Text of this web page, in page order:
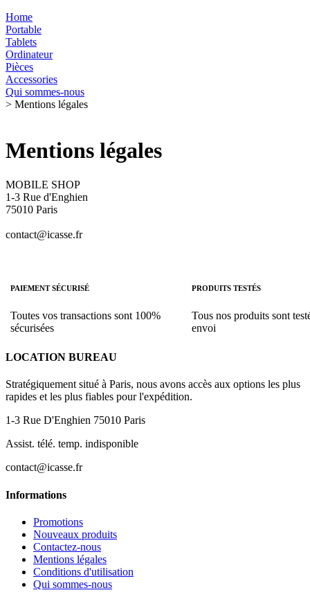
Home
Portable
Tablets
Ordinateur
Pièces
Accessories
Qui sommes-nous
> Mentions légales
Mentions légales
MOBILE SHOP
1-3 Rue d'Enghien
75010 Paris
contact@icasse.fr
PAIEMENT SÉCURISÉ
Toutes vos transactions sont 100%
sécurisées
PRODUITS TESTÉS
Tous nos produits sont
envoi
LOCATION BUREAU
Stratégiquement situé à Paris, nous avons accès aux options les plus
rapides et les plus fiables pour l'expédition.
1-3 Rue D'Enghien 75010 Paris
Assist. télé. temp. indisponible
contact@icasse.fr
Informations
Promotions
Nouveaux produits
Contactez-nous
Mentions légales
Conditions d'utilisation
Qui sommes-nous